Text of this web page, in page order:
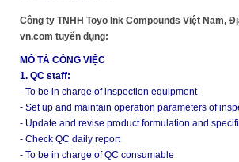
Công ty TNHH Toyo Ink Compounds Việt Nam,
vn.com tuyển dụng:
MÔ TẢ CÔNG VIỆC
1. QC staff:
- To be in charge of inspection equipment
- Set up and maintain operation parameters of
- Update and revise product formulation and
- Check QC daily report
- To be in charge of QC consumable